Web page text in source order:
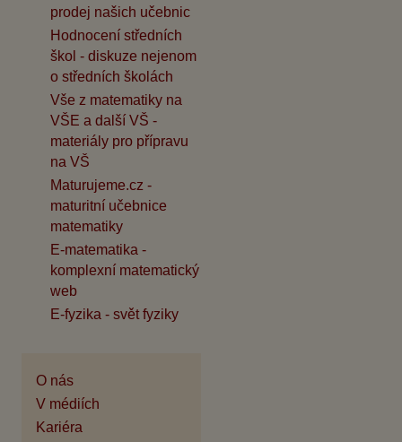
prodej našich učebnic
Hodnocení středních
škol - diskuze nejenom
o středních školách
Vše z matematiky na
VŠE a další VŠ -
materiály pro přípravu
na VŠ
Maturujeme.cz -
maturitní učebnice
matematiky
E-matematika -
komplexní matematický
web
E-fyzika - svět fyziky
O nás
V médiích
Kariéra